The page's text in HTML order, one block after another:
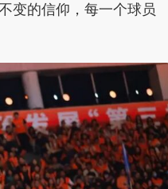
变的信仰，每一个球员